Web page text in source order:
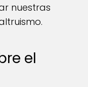
nuestras
el